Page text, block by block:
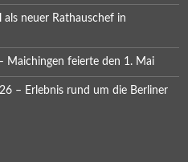
als neuer Rathauschef in
Maichingen feierte den 1. Mai
– Erlebnis rund um die Berliner